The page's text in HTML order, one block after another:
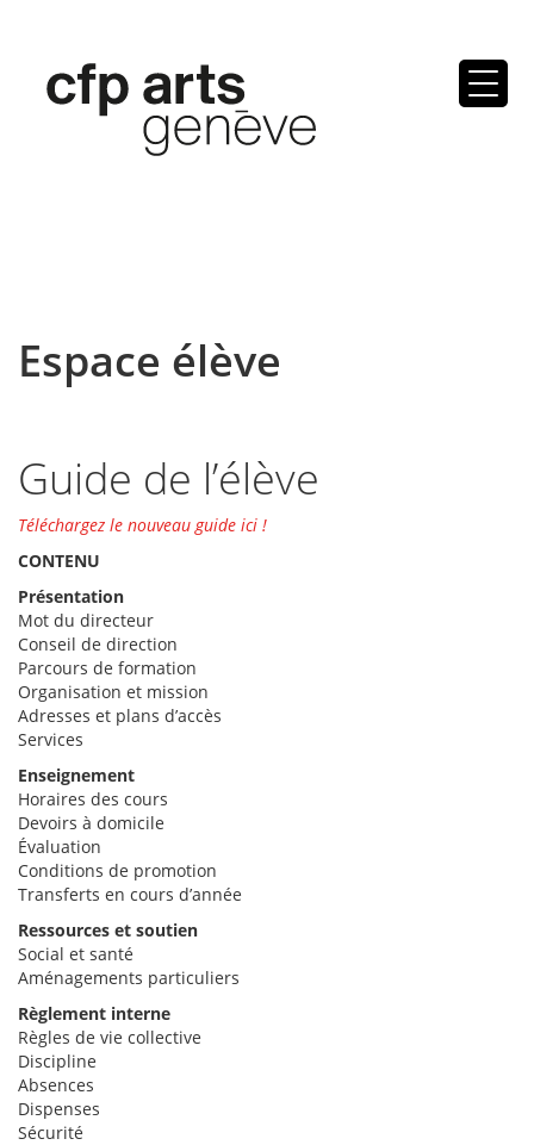
Espace élève
Guide de l’élève
Téléchargez le nouveau guide ici !
CONTENU
Présentation
Mot du directeur
Conseil de direction
Parcours de formation
Organisation et mission
Adresses et plans d’accès
Services
Enseignement
Horaires des cours
Devoirs à domicile
Évaluation
Conditions de promotion
Transferts en cours d’année
Ressources et soutien
Social et santé
Aménagements particuliers
Règlement interne
Règles de vie collective
Discipline
Absences
Dispenses
Sécurité